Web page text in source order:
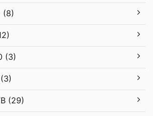
(8)
(3)
(29)